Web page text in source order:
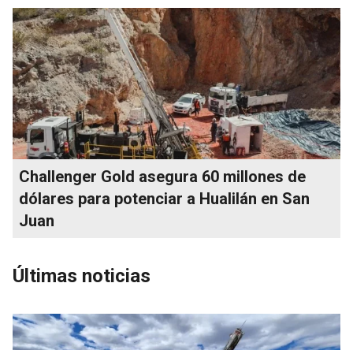
Challenger Gold asegura 60 millones de
dólares para potenciar a Hualilán en San
Juan
Últimas noticias